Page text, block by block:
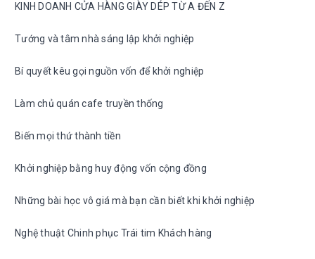
KINH DOANH CỬA HÀNG GIÀY DÉP TỪ A ĐẾN Z
Tướng và tâm nhà sáng lập khởi nghiệp
Bí quyết kêu gọi nguồn vốn để khởi nghiệp
Làm chủ quán cafe truyền thống
Biến mọi thứ thành tiền
Khởi nghiệp bằng huy động vốn cộng đồng
Những bài học vô giá mà bạn cần biết khi khởi nghiệp
Nghệ thuật Chinh phục Trái tim Khách hàng